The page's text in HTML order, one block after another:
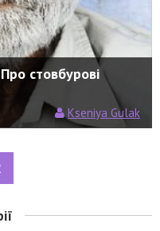
стовбурові
Kseniya Gulak